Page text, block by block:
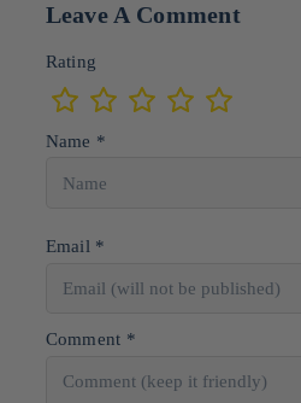
Leave A Comment
Rating
Name *
Email *
Comment *